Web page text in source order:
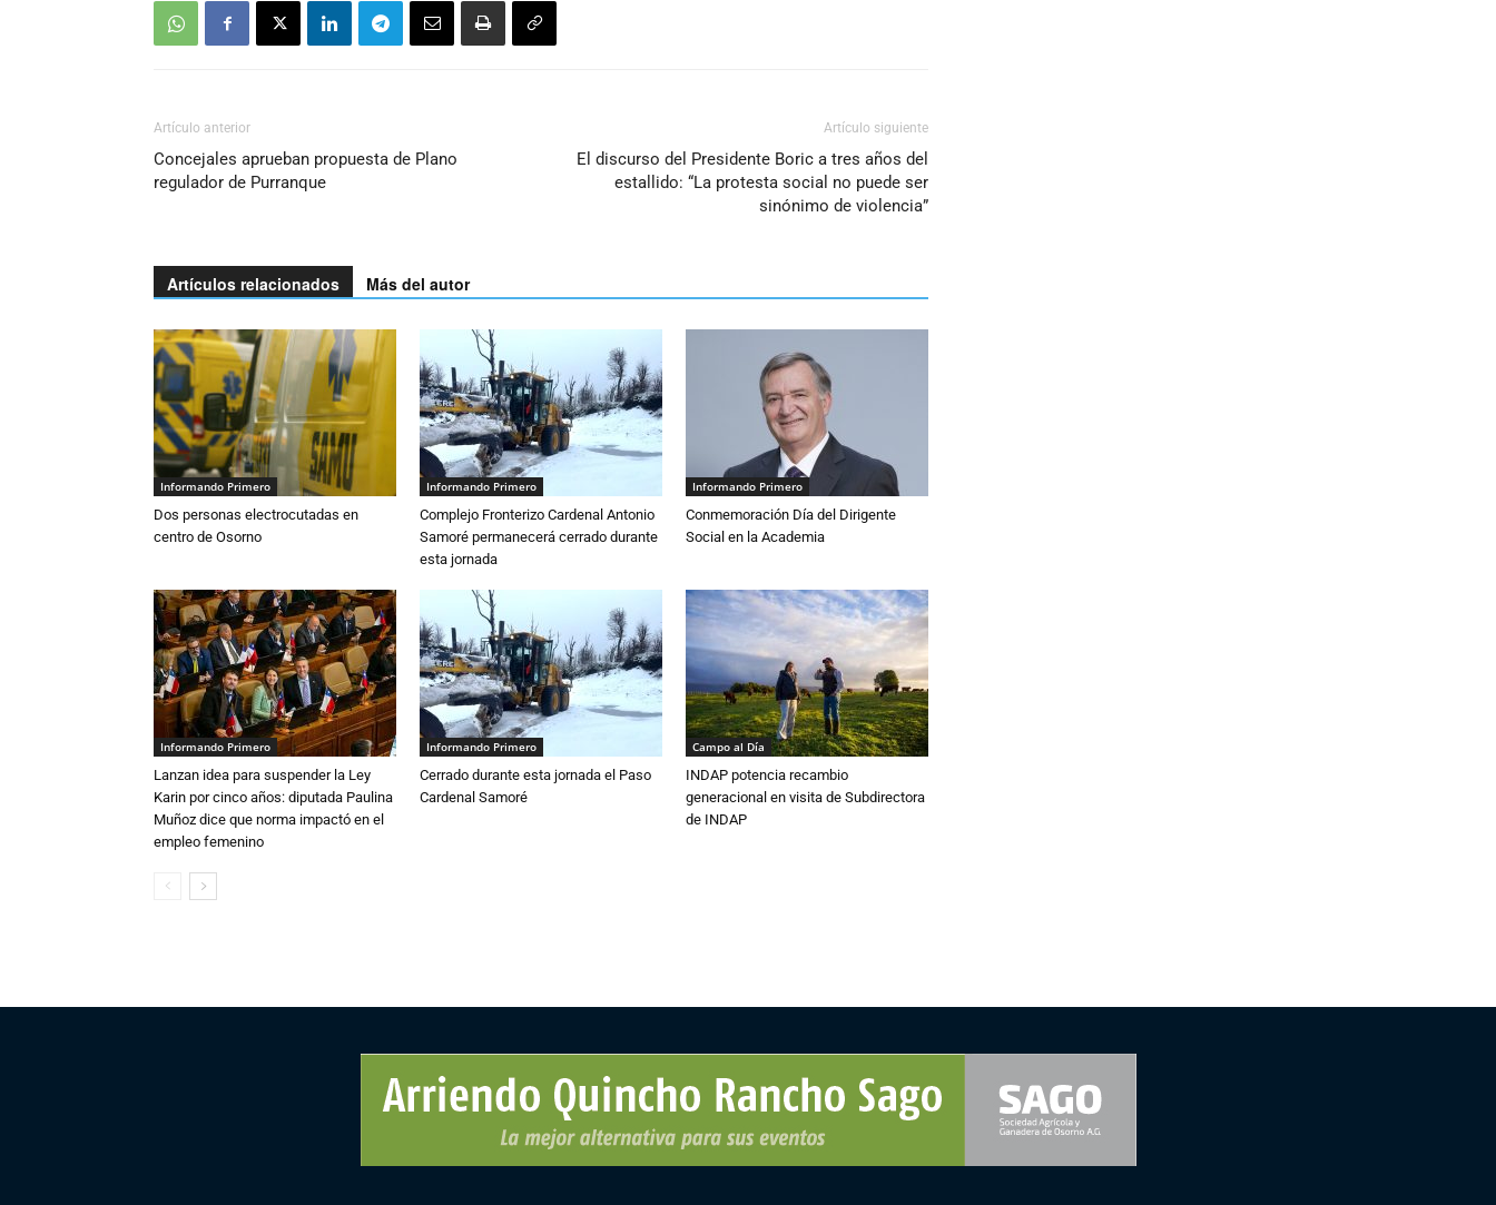
Artículo anterior
Concejales aprueban propuesta de Plano
regulador de Purranque
Artículo siguiente
El discurso del Presidente Boric a tres años del
estallido: “La protesta social no puede ser
sinónimo de violencia”
Artículos relacionados Más del autor
Informando Primero
Dos personas electrocutadas en
centro de Osorno
Informando Primero
Complejo Fronterizo Cardenal Antonio
Samoré permanecerá cerrado durante
esta jornada
Informando Primero
Conmemoración Día del Dirigente
Social en la Academia
Informando Primero
Lanzan idea para suspender la Ley
Karin por cinco años: diputada Paulina
Muñoz dice que norma impactó en el
empleo femenino
Informando Primero
Cerrado durante esta jornada el Paso
Cardenal Samoré
Campo al Día
INDAP potencia recambio
generacional en visita de Subdirectora
de INDAP